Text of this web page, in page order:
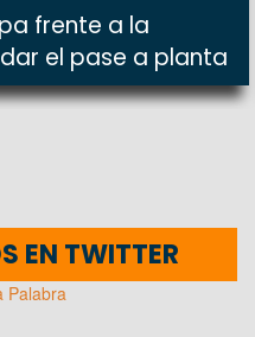
frente a la
el pase a planta
EN TWITTER
Palabra